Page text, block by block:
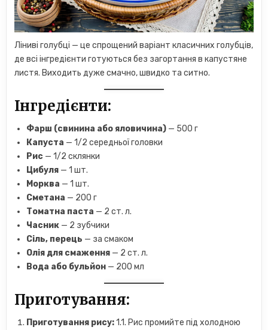
Ліниві голубці — це спрощений варіант класичних голубців,
де всі інгредієнти готуються без загортання в капустяне
листя. Виходить дуже смачно, швидко та ситно.
Інгредієнти:
Фарш (свинина або яловичина) — 500 г
Капуста — 1/2 середньої головки
Рис — 1/2 склянки
Цибуля — 1 шт.
Морква — 1 шт.
Сметана — 200 г
Томатна паста — 2 ст. л.
Часник — 2 зубчики
Сіль, перець — за смаком
Олія для смаження — 2 ст. л.
Вода або бульйон — 200 мл
Приготування:
Приготування рису:1.1. Рис промийте під холодною